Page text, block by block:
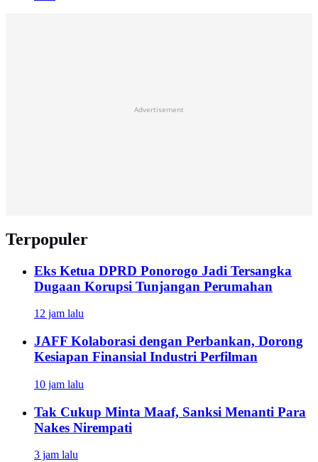
Advertisement
Terpopuler
Eks Ketua DPRD Ponorogo Jadi Tersangka
Dugaan Korupsi Tunjangan Perumahan
12 jam lalu
JAFF Kolaborasi dengan Perbankan, Dorong
Kesiapan Finansial Industri Perfilman
10 jam lalu
Tak Cukup Minta Maaf, Sanksi Menanti Para
Nakes Nirempati
3 jam lalu